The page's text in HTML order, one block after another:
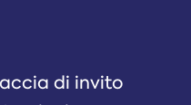
di invito